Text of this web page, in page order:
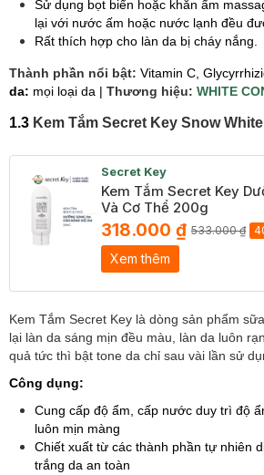
Sử dụng bọt biển hoặc khăn ẩm
lại với nước ấm hoặc nước lạnh đều
Rất thích hợp cho làn da bị cháy nắng.
Thành phần nổi bật: Vitamin C,
da: mọi loại da | Thương hiệu: WHITE
​1.3 Kem Tắm Secret Key Snow
Secret Key
Kem Tắm Secret Key
Và Cơ Thể 200g
318.000 ₫ 533.000 ₫
Xem thêm
Kem Tắm Secret Key là dòng sản phẩm
lại làn da sáng mịn đều màu, làn da luôn
quả tức thì bật tone da chỉ sau vài lần sử
Công dụng:
Cung cấp độ ẩm, cấp nước duy trì độ
luôn mịn màng
Chiết xuất từ các thành phần tự nhiên
trắng da an toàn